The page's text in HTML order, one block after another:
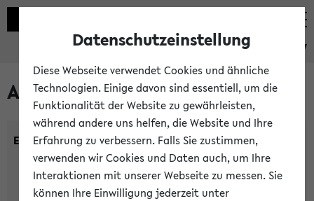
eKVV
Alle Lehrenden
Einrichtung:
Datenschutzeinstellung
Diese Webseite verwendet Cookies und ähnliche
Technologien. Einige davon sind essentiell, um die
Funktionalität der Website zu gewährleisten,
während andere uns helfen, die Website und Ihre
Erfahrung zu verbessern. Falls Sie zustimmen,
verwenden wir Cookies und Daten auch, um Ihre
Interaktionen mit unserer Webseite zu messen. Sie
können Ihre Einwilligung jederzeit unter